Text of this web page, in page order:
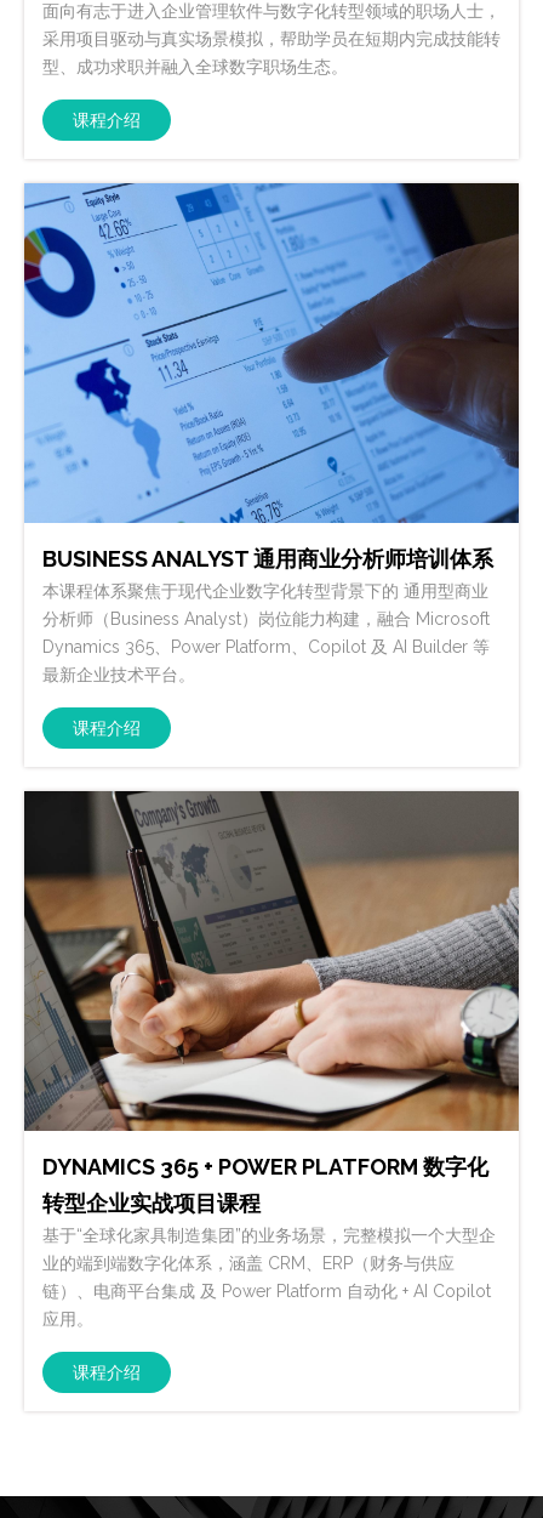
面向有志于进入企业管理软件与数字化转型领域的职场人士，
采用项目驱动与真实场景模拟，帮助学员在短期内完成技能转
型、成功求职并融入全球数字职场生态。
课程介绍
BUSINESS ANALYST 通用商业分析师培训体系
本课程体系聚焦于现代企业数字化转型背景下的 通用型商业
分析师（Business Analyst）岗位能力构建，融合 Microsoft
Dynamics 365、Power Platform、Copilot 及 AI Builder 等
最新企业技术平台。
课程介绍
DYNAMICS 365 + POWER PLATFORM 数字化
转型企业实战项目课程
基于“全球化家具制造集团”的业务场景，完整模拟一个大型企
业的端到端数字化体系，涵盖 CRM、ERP（财务与供应
链）、电商平台集成 及 Power Platform 自动化 + AI Copilot
应用。
课程介绍